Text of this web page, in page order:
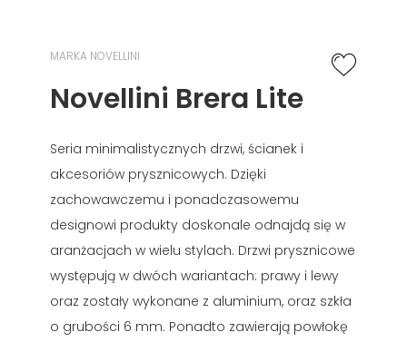
MARKA NOVELLINI
Novellini Brera Lite
Seria minimalistycznych drzwi, ścianek i
akcesoriów prysznicowych. Dzięki
zachowawczemu i ponadczasowemu
designowi produkty doskonale odnajdą się w
aranżacjach w wielu stylach. Drzwi prysznicowe
występują w dwóch wariantach: prawy i lewy
oraz zostały wykonane z aluminium, oraz szkła
o grubości 6 mm. Ponadto zawierają powłokę